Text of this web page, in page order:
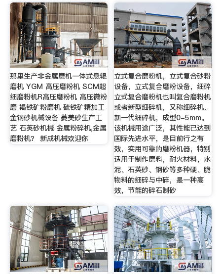
那里生产非金属磨机一体式悬辊
磨机 YGM 高压磨粉机 SCM超
细磨粉机R高压磨粉机 高压微粉
磨 褐铁矿粉磨机 硫铁矿精加工
金钢砂机械设备 菱美砂生产工
艺 石英砂机械 金属粉碎机,金属
磨粉机？ 新成机械欢迎你
立式复合磨粉机，立式复合砂粉
设备，立式复合磨粉设备，细碎
立式复合磨粉机也叫复合磨粉机
或者新型细碎机，又称细碎机、
新一代细碎机，成型0-5mm。
该机械用途广泛，其性能已达到
国际先进水平，是目前行之有
效，实用可靠的磨粉机器，特别
适用于制作磨料，耐火材料，水
泥、石英砂、钢砂等多种硬、脆
物料的细碎与中碎，是一种高
效，节能的碎石制砂